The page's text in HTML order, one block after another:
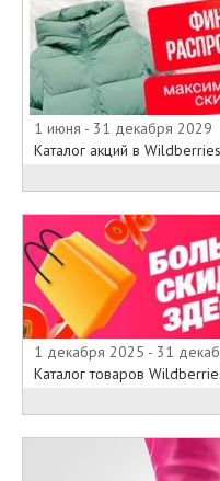
1 июня - 31 декабря 2029
Каталог акций в
1 декабря 2025 - 31
Каталог товаров